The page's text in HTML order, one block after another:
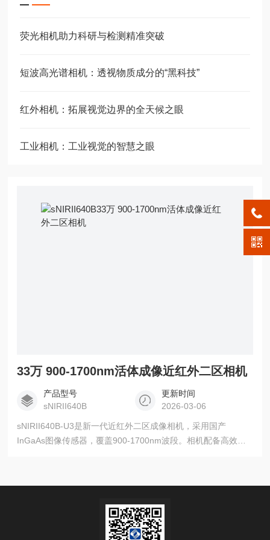
荧光相机助力科研与检测精准突破
短波高光谱相机：透视物质成分的“黑科技”
红外相机：拓展视觉边界的全天候之眼
工业相机：工业视觉的智慧之眼
33万 900-1700nm活体成像近红外二区相机
产品型号
sNIRII640B
更新时间
2026-03-06
sNIRII640B-U3是新一代近红外二区成像相机，采用国产
InGaAs图像传感器，覆盖900-1700nm波段。相机配备高效
与9.6mm×7.68mm有效面积兼顾大视野与系统集成需求，通过